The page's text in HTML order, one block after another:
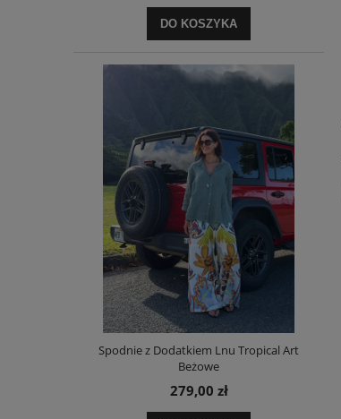
DO KOSZYKA
Spodnie z Dodatkiem Lnu Tropical Art
Beżowe
279,00 zł